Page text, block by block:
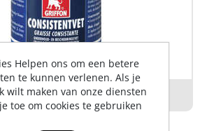
Helpen ons om een betere
te kunnen verlenen. Als je
wilt maken van onze diensten
toe om cookies te gebruiken